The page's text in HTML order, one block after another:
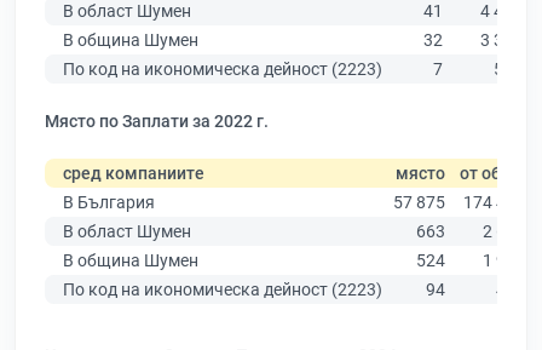
В област Шумен
41
4 480
В община Шумен
32
3 331
По код на икономическа дейност (2223)
7 524
Място по Заплати за 2022 г.
сред компаниите място от общо
В България
57 875
174 403
В област Шумен
663
2 635
В община Шумен
524
1 963
По код на икономическа дейност (2223)
94 433